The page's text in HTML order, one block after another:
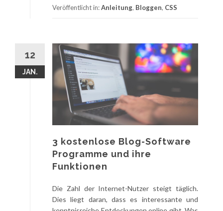
Veröffentlicht in:Anleitung, Bloggen, CSS
12
JAN.
3 kostenlose Blog-Software
Programme und ihre
Funktionen
Die Zahl der Internet-Nutzer steigt täglich.
Dies liegt daran, dass es interessante und